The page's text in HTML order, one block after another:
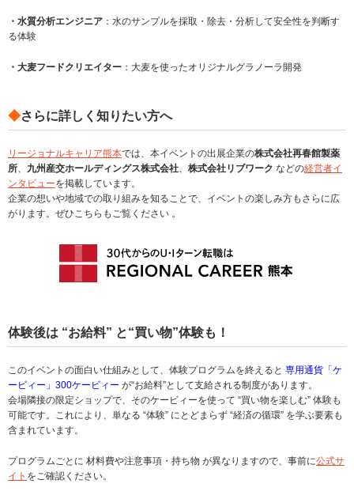
・水質分析エンジニア ：水のサンプルを採取・除去・分析して安全性を判断す
る体験
・大麦フードクリエイター ：大麦を使ったオリジナルグラノーラ開発
◆さらに詳しく知りたい方へ
リージョナルキャリア熊本では、本イベントの出展企業の株式会社再春館製薬
所、 九州産交ホールディングス株式会社、 株式会社リブワーク などの経営者イ
ンタビューを掲載しています。
企業の想いや地域での取り組みを知ることで、イベントの楽しみ方もさらに広
がります。ぜひこちらもご覧ください 。
体験後は “お給料” と“買い物”体験も！
このイベントの面白い仕組みとして、体験プログラムを終えると 専用通貨「ケ
ービィー」300ケービィー が“お給料”として支給される制度があります。
会場隣接の限定ショップで、そのケービィーを使って “買い物を楽しむ” 体験も
可能です。これにより、単なる “体験” にとどまらず “経済の循環” を学ぶ要素も
含まれています。
プログラムごとに 材料費や注意事項・持ち物 が異なりますので、事前に公式サ
イト をご確認ください。